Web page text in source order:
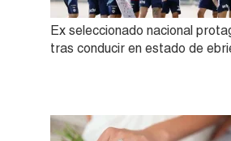
Ex seleccionado nacional
tras conducir en estado de